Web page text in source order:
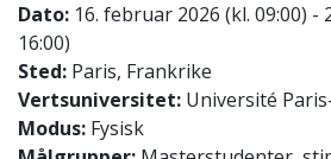
Dato: 16. februar 2026 (kl. 09:00) -
16:00)
Sted: Paris, Frankrike
Vertsuniversitet: Université
Modus: Fysisk